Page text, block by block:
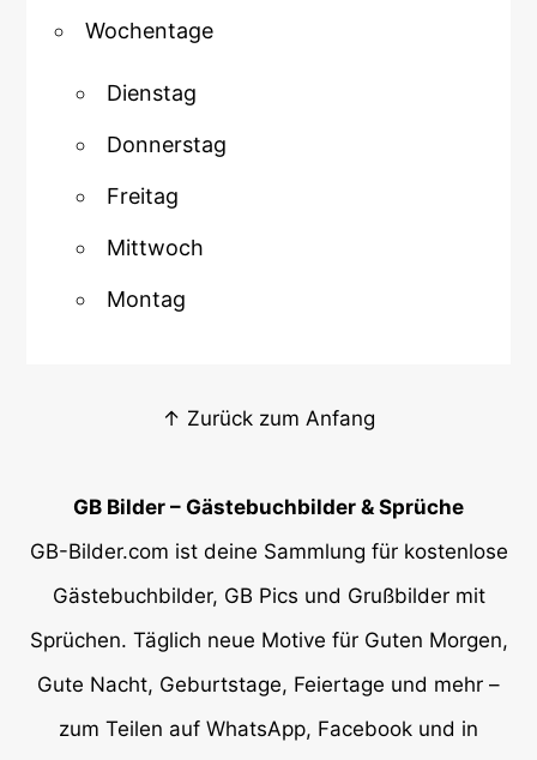
Wochentage
Dienstag
Donnerstag
Freitag
Mittwoch
Montag
↑ Zurück zum Anfang
GB Bilder – Gästebuchbilder & Sprüche
GB-Bilder.com ist deine Sammlung für kostenlose
Gästebuchbilder, GB Pics und Grußbilder mit
Sprüchen. Täglich neue Motive für Guten Morgen,
Gute Nacht, Geburtstage, Feiertage und mehr –
zum Teilen auf WhatsApp, Facebook und in